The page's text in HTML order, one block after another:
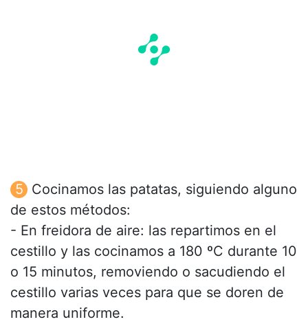
Cocinamos las patatas, siguiendo alguno
de estos métodos:
- En freidora de aire: las repartimos en el
cestillo y las cocinamos a 180 ºC durante 10
o 15 minutos, removiendo o sacudiendo el
cestillo varias veces para que se doren de
manera uniforme.